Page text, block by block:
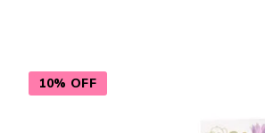
10% OFF